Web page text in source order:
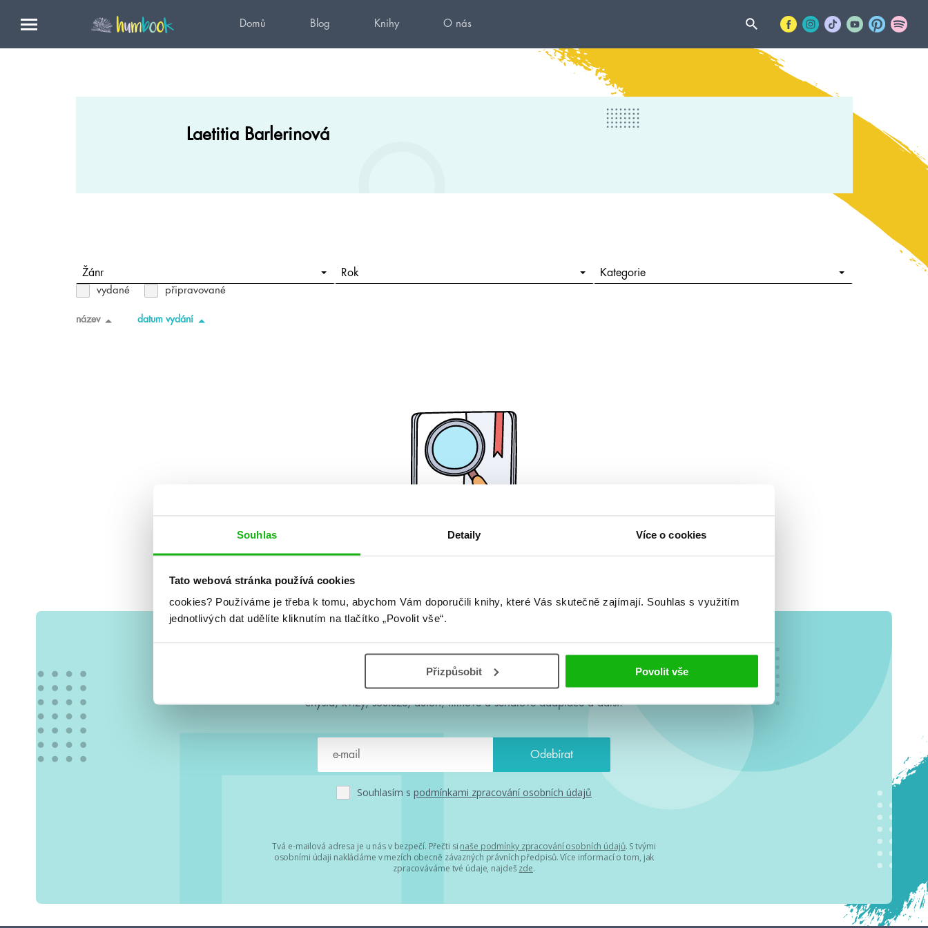
Souhlas Detaily Více o cookies
Tato webová stránka používá cookies
cookies? Používáme je třeba k tomu, abychom Vám doporučili knihy, které Vás skutečně zajímají. Souhlas s využitím
jednotlivých dat udělíte kliknutím na tlačítko „Povolit vše“.
Přizpůsobit Povolit vše
Domů Blog Knihy O nás
Laetitia Barlerinová
Žánr Rok Kategorie
vydané připravované
název datum vydání
#HumbookNews
Vše kolem #youngadult každý měsíc rovnou do mailu! Nové knihy, co se
chystá, kvízy, soutěže, autoři, filmové a seriálové adaptace a další.
Souhlasím s podmínkami zpracování osobních údajů
Tvá e-mailová adresa je u nás v bezpečí. Přečti si naše podmínky zpracování osobních údajů. S tvými
osobními údaji nakládáme v mezích obecně závazných právních předpisů. Více informací o tom, jak
zpracováváme tvé údaje, najdeš zde.